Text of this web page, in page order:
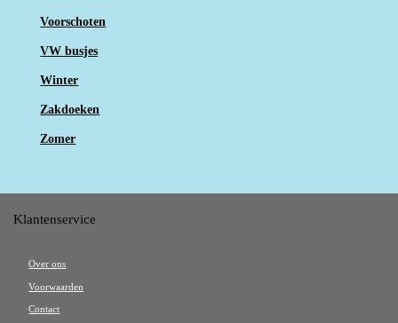
Voorschoten
VW busjes
Winter
Zakdoeken
Zomer
Klantenservice
Over ons
Voorwaarden
Contact